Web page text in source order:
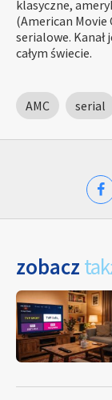
klasyczne,
(American Movie
serialowe. Kanał
całym świecie.
AMC serial
zobacz